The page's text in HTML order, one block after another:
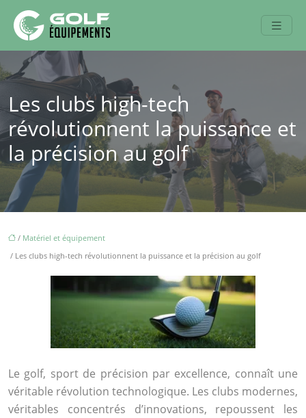
Les clubs high-tech
révolutionnent la puissance et
la précision au golf
/ Matériel et équipement
/ Les clubs high-tech révolutionnent la puissance et la précision au golf
Le golf, sport de précision par excellence, connaît une
véritable révolution technologique. Les clubs modernes,
véritables concentrés d’innovations, repoussent les